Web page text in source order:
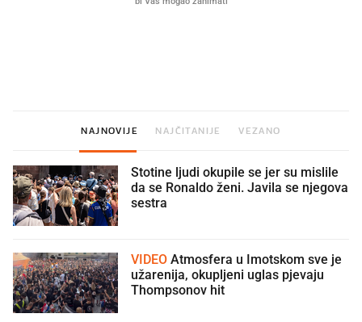
NAJNOVIJE NAJČITANIJE VEZANO
Stotine ljudi okupile se jer su mislile
da se Ronaldo ženi. Javila se njegova
sestra
VIDEO
užarenija, okupljeni uglas pjevaju
Thompsonov hit